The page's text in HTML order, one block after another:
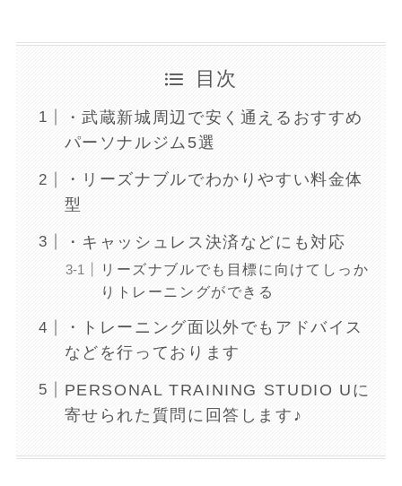
目次
・武蔵新城周辺で安く通えるおすすめ
パーソナルジム5選
・リーズナブルでわかりやすい料金体
型
・キャッシュレス決済などにも対応
リーズナブルでも目標に向けてしっか
りトレーニングができる
・トレーニング面以外でもアドバイス
などを行っております
PERSONAL TRAINING STUDIO Uに
寄せられた質問に回答します♪